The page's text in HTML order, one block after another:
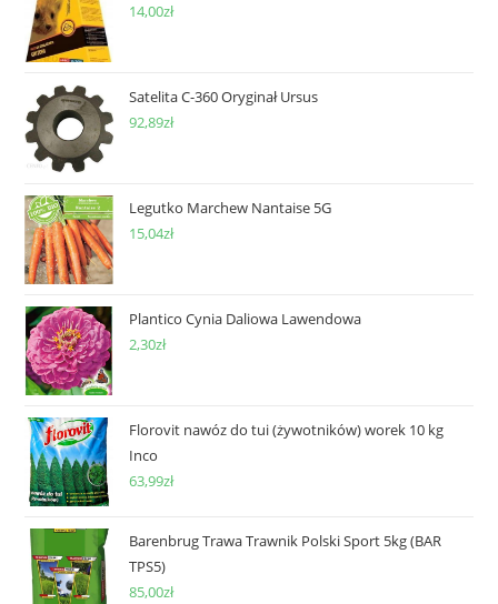
14,00zł
Satelita C-360 Oryginał Ursus
92,89zł
Legutko Marchew Nantaise 5G
15,04zł
Plantico Cynia Daliowa Lawendowa
2,30zł
Florovit nawóz do tui (żywotników) worek 10 kg
Inco
63,99zł
Barenbrug Trawa Trawnik Polski Sport 5kg (BAR
TPS5)
85,00zł